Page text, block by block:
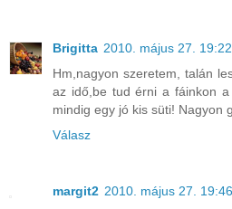
Brigitta 2010. május 27. 19:22
Hm,nagyon szeretem, talán
az idő,be tud érni a fáinkon
mindig egy jó kis süti! Nagyon
Válasz
margit2 2010. május 27. 19:46